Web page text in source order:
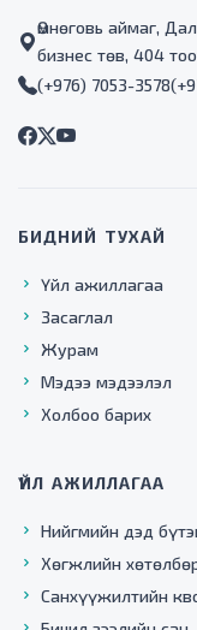
Өмнөговь аймаг,
бизнес төв, 404
(+976) 7053-3578
БИДНИЙ ТУХАЙ
Үйл ажиллагаа
Засаглал
Журам
Мэдээ мэдээлэл
Холбоо барих
ҮЙЛ АЖИЛЛАГАА
Нийгмийн дэд
Хөгжлийн
Санхүүжилтийн